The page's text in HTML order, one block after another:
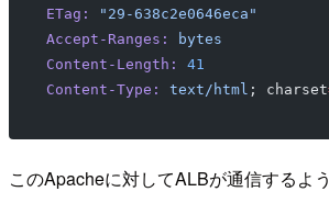
ETag:
"29-638c2e0646eca"
Accept-Ranges:
bytes
Content-Length:
41
Content-Type:
text/html ; charset
このApacheに対してALBが通信するよ